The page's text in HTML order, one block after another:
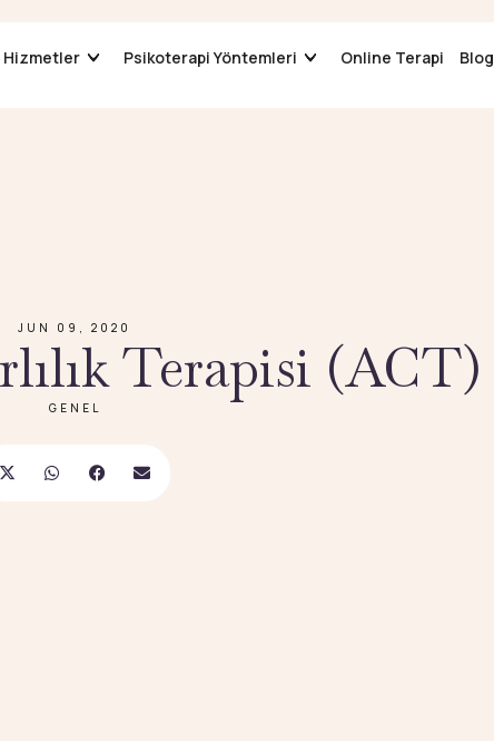
Hizmetler Psikoterapi Yöntemleri Online Terapi Blog
Hizmetler Psikoterapi Yöntemleri Online Terapi Blog
JUN 09, 2020
Terapisi (ACT)
GENEL